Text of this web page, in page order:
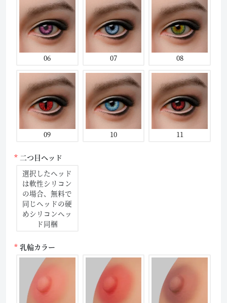
06 07 08
09 10 11
二つ目ヘッド
選択したヘッド
は軟性シリコン
の場合、無料で
同じヘッドの硬
めシリコンヘッ
ド同梱
乳輪カラー